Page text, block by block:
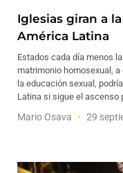
Iglesias giran a
América Latina
Estados cada día menos
matrimonio homosexual,
la educación sexual,
Latina si sigue el ascenso
Mario Osava 29